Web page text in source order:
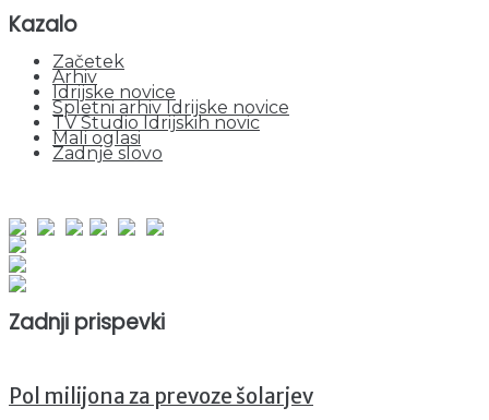
Kazalo
Začetek
Arhiv
Idrijske novice
Spletni arhiv Idrijske novice
TV Studio Idrijskih novic
Mali oglasi
Zadnje slovo
Zadnji prispevki
Pol milijona za prevoze šolarjev